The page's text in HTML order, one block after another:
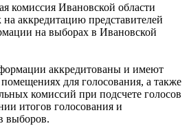
комиссия Ивановской области
аккредитацию представителей
на выборах в Ивановской
аккредитованы и имеют
для голосования, а также
комиссий при подсчете голосов
итогов голосования и
выборов.